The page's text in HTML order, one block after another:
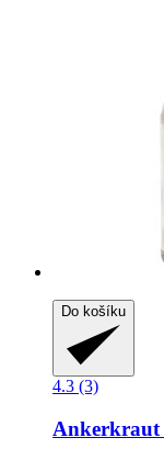
Do košíku
4.3 (3)
Ankerkraut